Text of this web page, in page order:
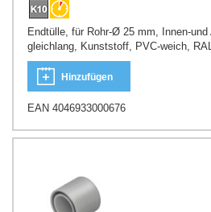
Endtülle, für Rohr-Ø 25 mm, Innen-und
gleichlang, Kunststoff, PVC-weich,
Hinzufügen
EAN 4046933000676